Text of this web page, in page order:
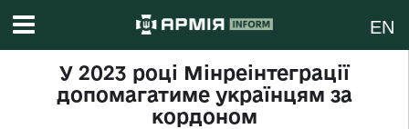
EN
У 2023 році Мінреінтеграції
допомагатиме українцям за
кордоном